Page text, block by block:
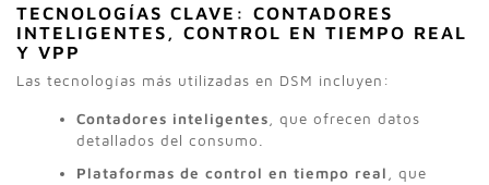
TECNOLOGÍAS CLAVE: CONTADORES
INTELIGENTES, CONTROL EN TIEMPO REAL
Y VPP
Las tecnologías más utilizadas en DSM incluyen:
Contadores inteligentes , que ofrecen datos
detallados del consumo.
Plataformas de control en tiempo real
, que